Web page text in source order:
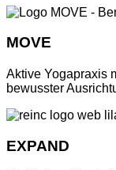
MOVE
Aktive Yogapraxis
bewusster
EXPAND